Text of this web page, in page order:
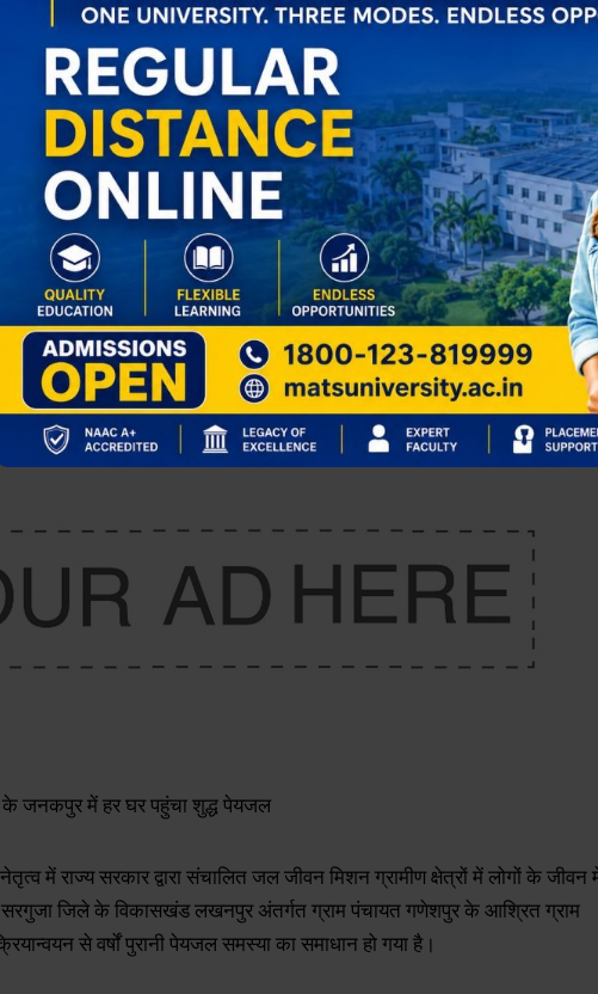
हुई हैंडपंप और कुओं पर निर्भरता,
में राज्य सरकार द्वारा संचालित जल जीवन मिशन ग्रामीण क्षेत्रों में लोगों के जीवन
सरगुजा जिले के विकासखंड लखनपुर अंतर्गत ग्राम पंचायत गणेशपुर के आश्रित ग्राम
से वर्षों पुरानी पेयजल समस्या का समाधान हो गया है।